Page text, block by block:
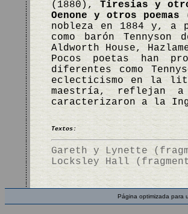
(1880), Tiresias y
Oenone y otros poemas
nobleza en 1884 y, a
como barón
Aldworth House,
Pocos poetas han
diferentes como
eclecticismo en la
maestría, reflejan
caracterizaron a la
Textos:
Gareth y Lynette
Locksley Hall
Página optimizada para